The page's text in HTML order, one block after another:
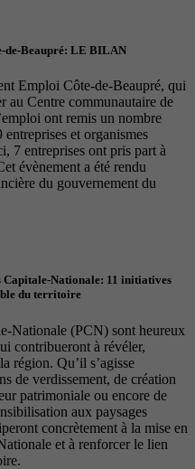
de-Beaupré: LE BILAN
Emploi Côte-de-Beaupré, qui
au Centre communautaire de
ont remis un nombre
et organismes
7 entreprises ont pris part à
évènement a été rendu
du gouvernement du
Capitale-Nationale: 11 initiatives
du territoire
Nationale (PCN) sont heureux
contribueront à révéler,
région. Qu’il s’agisse
de verdissement, de création
patrimoniale ou encore de
aux paysages
concrètement à la mise en
et à renforcer le lien